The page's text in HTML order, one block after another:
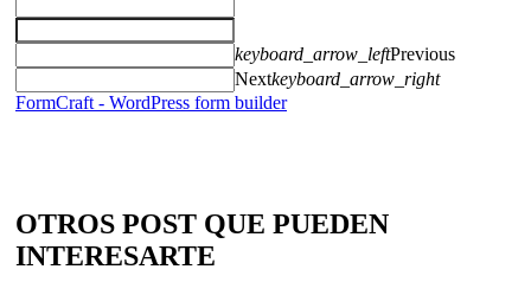
keyboard_arrow_leftPrevious
Nextkeyboard_arrow_right
FormCraft - WordPress form builder
OTROS POST QUE PUEDEN
INTERESARTE